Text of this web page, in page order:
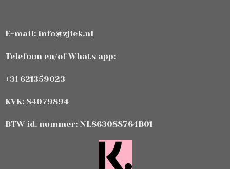
E-mail: info@zjiek.nl
Telefoon en/of Whats app:
+31 621359023
KVK: 84079894
BTW id. nummer: NL863088764B01